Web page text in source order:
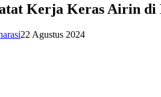
Kerja Keras Airin di
22 Agustus 2024